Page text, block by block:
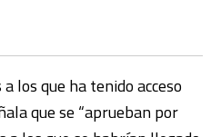
los que ha tenido acceso
que se “aprueban por